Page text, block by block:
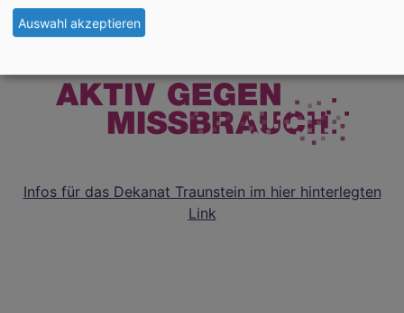
Infos für das Dekanat Traunstein im hier hinterlegten
Link
Auswahl akzeptieren